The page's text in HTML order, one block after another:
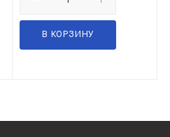
В КОРЗИНУ